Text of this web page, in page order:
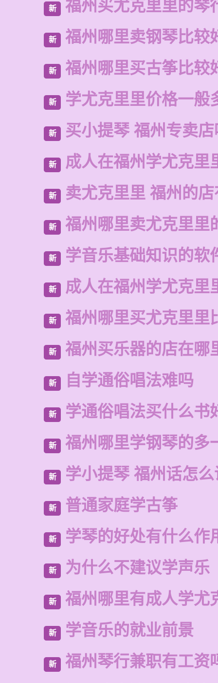
新 福州买尤克里里的琴
新 福州哪里卖钢琴比较
新 福州哪里买古筝比较
新 学尤克里里价格一般
新 买小提琴 福州专卖
新 成人在福州学尤克里
新 卖尤克里里 福州的
新 福州哪里卖尤克里里
新 学音乐基础知识的软
新 成人在福州学尤克里
新 福州哪里买尤克里里
新 福州买乐器的店在哪
新 自学通俗唱法难吗
新 学通俗唱法买什么书
新 福州哪里学钢琴的多
新 学小提琴 福州话怎
新 普通家庭学古筝
新 学琴的好处有什么作
新 为什么不建议学声乐
新 福州哪里有成人学尤
新 学音乐的就业前景
新 福州琴行兼职有工资